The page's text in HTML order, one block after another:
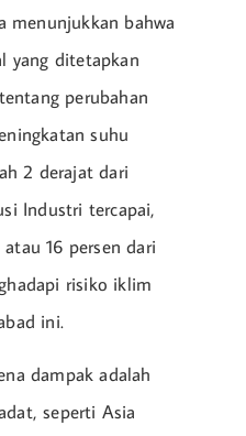
menunjukkan bahwa
yang ditetapkan
perubahan
suhu
2 derajat dari
Industri tercapai,
16 persen dari
risiko iklim
ini.
dampak adalah
seperti Asia